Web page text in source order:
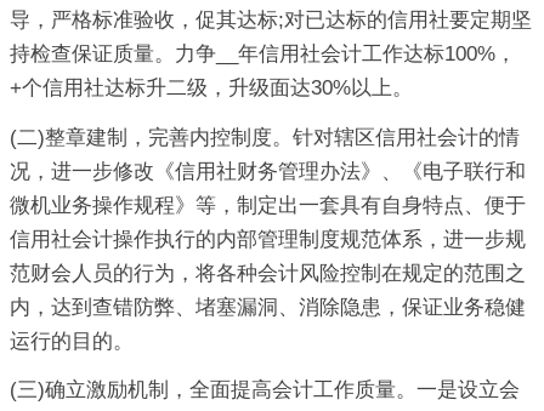
导，严格标准验收，促其达标;对已达标的信用社要定期坚
持检查保证质量。力争__年信用社会计工作达标100%，
+个信用社达标升二级，升级面达30%以上。
(二)整章建制，完善内控制度。针对辖区信用社会计的情
况，进一步修改《信用社财务管理办法》、《电子联行和
微机业务操作规程》等，制定出一套具有自身特点、便于
信用社会计操作执行的内部管理制度规范体系，进一步规
范财会人员的行为，将各种会计风险控制在规定的范围之
内，达到查错防弊、堵塞漏洞、消除隐患，保证业务稳健
运行的目的。
(三)确立激励机制，全面提高会计工作质量。一是设立会